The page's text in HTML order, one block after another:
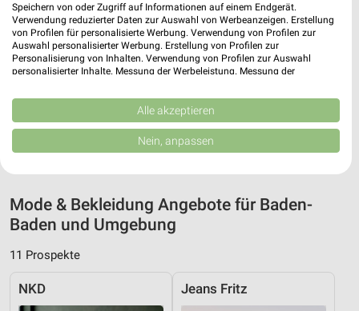
Adresse, Öffnungszeiten und Route für die
H&M Filiale in Baden-Baden
Egal ob Adresse, Öffnungszeiten oder Route, hier findest Du
alles zur H&M Filiale in Baden-Baden. Die aktuellsten Angebote
kannst Du Dir in den neuesten Prospekten anschauen. Wenn Du
ein schönes Schnäppchen gefunden hast, kannst Du über die
Routen-Funktion den schnellsten Weg zu Deiner Lieblings-
Mode & Bekleidung Angebote für Baden-
Baden und Umgebung
11 Prospekte
NKD Jeans Fritz
Speichern von oder Zugriff auf Informationen auf einem Endgerät.
Verwendung reduzierter Daten zur Auswahl von Werbeanzeigen. Erstellung
von Profilen für personalisierte Werbung. Verwendung von Profilen zur
Auswahl personalisierter Werbung. Erstellung von Profilen zur
Personalisierung von Inhalten. Verwendung von Profilen zur Auswahl
personalisierter Inhalte. Messung der Werbeleistung. Messung der
Kombinationen von Daten aus verschiedenen Quellen. Entwicklung und
Verbesserung der Angebote. Verwendung reduzierter Daten zur Auswahl
von Inhalten.
Daten können außerhalb der Europäischen Union weitergegeben und in die
Website/App.
Partnerliste anzeigen (1 IAB-Anbieter)
Wir nutzen Ihre Daten für folgende Zwecke:
Speichern von oder Zugriff auf Informationen
Alle akzeptieren
Nein, anpassen